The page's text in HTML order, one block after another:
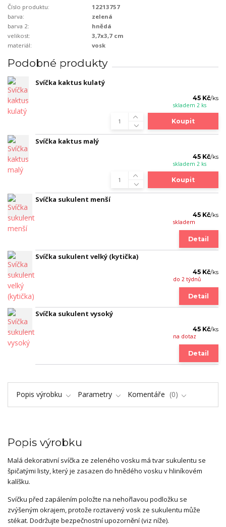
Číslo produktu:
12213757
barva:
zelená
barva 2:
hnědá
velikost:
3,7x3,7 cm
materiál:
vosk
Podobné produkty
Svíčka kaktus kulatý
45 Kč/ks
skladem 2 ks
Koupit
Svíčka kaktus malý
45 Kč/ks
skladem 2 ks
Koupit
Svíčka sukulent menší
45 Kč/ks
skladem
Detail
Svíčka sukulent velký (kytička)
45 Kč/ks
do 2 týdnů
Detail
Svíčka sukulent vysoký
45 Kč/ks
na dotaz
Detail
Popis výrobku Parametry Komentáře 0
Popis výrobku
Malá dekorativní svíčka ze zeleného vosku má tvar sukulentu se
špičatými listy, který je zasazen do hnědého vosku v hliníkovém
kalíšku.
Svíčku před zapálením položte na nehořlavou podložku se
zvýšeným okrajem, protože roztavený vosk ze sukulentu může
stékat. Dodržujte bezpečnostní upozornění (viz níže).